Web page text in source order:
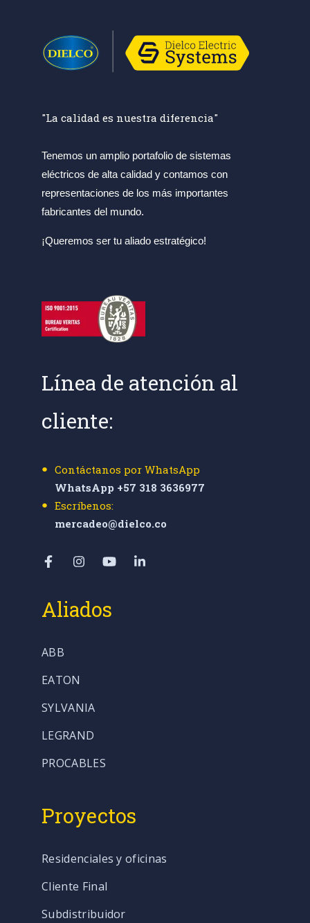
"La calidad es nuestra diferencia"
Tenemos un amplio portafolio de sistemas
eléctricos de alta calidad y contamos con
representaciones de los más importantes
fabricantes del mundo.
¡Queremos ser tu aliado estratégico!
Línea de atención al
cliente:
Contáctanos por WhatsApp
WhatsApp +57 318 3636977
Escríbenos:
mercadeo@dielco.co
Aliados
ABB
EATON
SYLVANIA
LEGRAND
PROCABLES
Proyectos
Residenciales y oficinas
Cliente Final
Subdistribuidor